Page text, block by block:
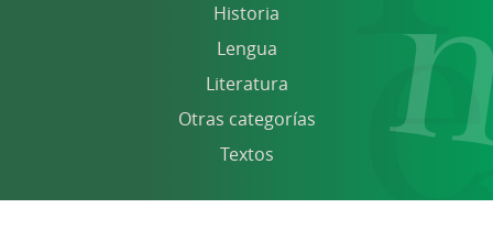
Historia
Lengua
Literatura
Otras categorías
Textos